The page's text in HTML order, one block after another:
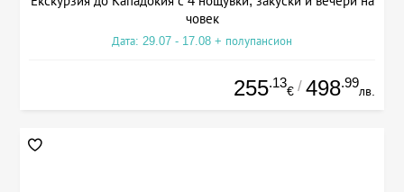
човек
Дата: 29.07 - 17.08 + полупансион
255.13
€ / 498.99
лв.